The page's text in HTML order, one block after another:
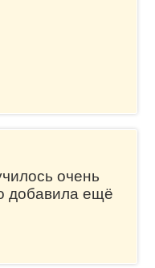
очень
добавила ещё